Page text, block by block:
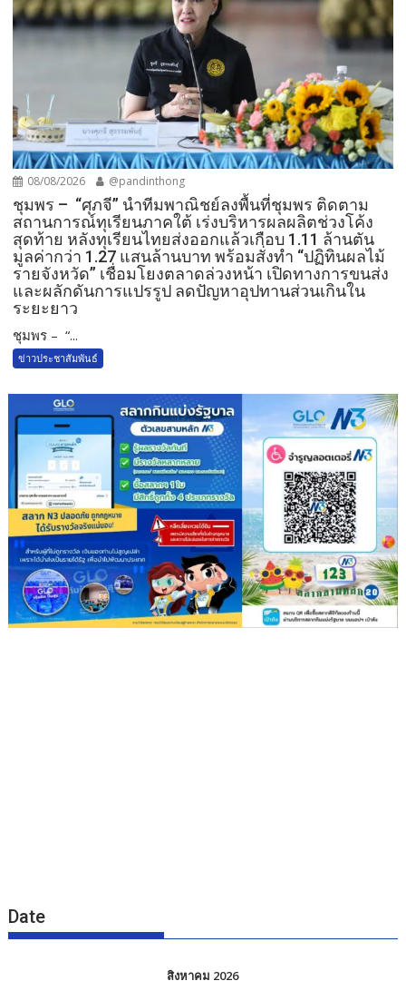
08/08/2026 @pandinthong
ชุมพร – “ศุภจี” นำทีมพาณิชย์ลงพื้นที่ชุมพร ติดตาม
สถานการณ์ทุเรียนภาคใต้ เร่งบริหารผลผลิตช่วงโค้ง
สุดท้าย หลังทุเรียนไทยส่งออกแล้วเกือบ 1.11 ล้านตัน
มูลค่ากว่า 1.27 แสนล้านบาท พร้อมสั่งทำ “ปฏิทินผลไม้
รายจังหวัด” เชื่อมโยงตลาดล่วงหน้า เปิดทางการขนส่ง
และผลักดันการแปรรูป ลดปัญหาอุปทานส่วนเกินใน
ระยะยาว
ชุมพร – “...
ข่าวประชาสัมพันธ์
Date
สิงหาคม 2026